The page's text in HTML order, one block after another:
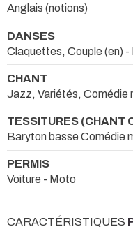
Anglais (notions)
DANSES
Claquettes, Couple (en) -
CHANT
Jazz, Variétés, Comédie
TESSITURES (CHANT
Baryton basse Comédie
PERMIS
Voiture - Moto
CARACTÉRISTIQUES